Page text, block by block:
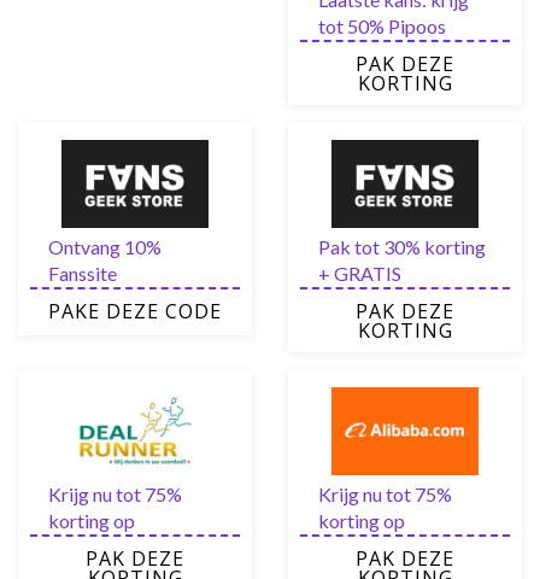
tot 50% Pipoos
korting in de Sale
PAK DEZE
KORTING
Ontvang 10%
Fanssite
kortingscode via de
PAKE DEZE CODE
Pak tot 30% korting
+ GRATIS
verzending in de sale
van Fanssite
PAK DEZE
KORTING
Krijg nu tot 75%
korting op
geselecteerde
artikelen van
PAK DEZE
Krijg nu tot 75%
korting op
geselecteerde
artikelen van
PAK DEZE